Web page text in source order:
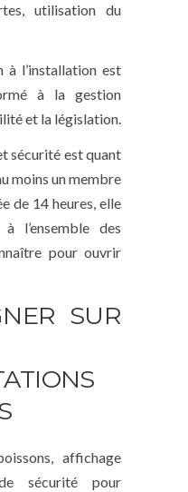
utilisation du
à l’installation est
à la gestion
et la législation.
sécurité est quant
moins un membre
de 14 heures, elle
l’ensemble des
pour ouvrir
SUR
affichage
sécurité pour